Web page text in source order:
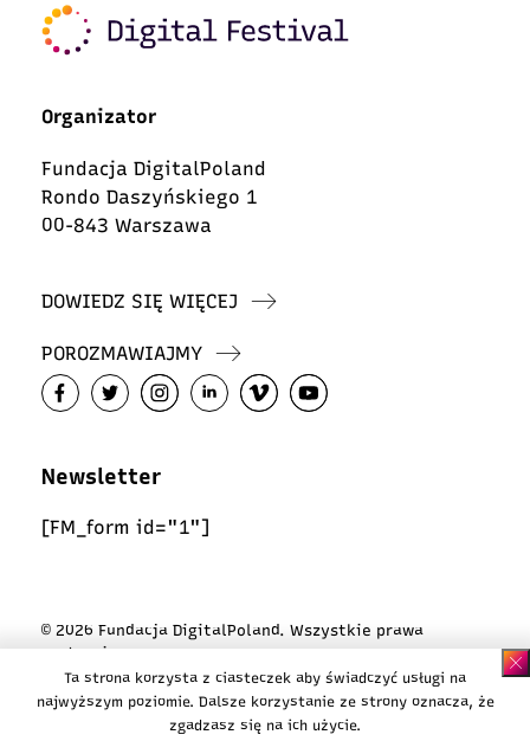
Organizator
Fundacja DigitalPoland
Rondo Daszyńskiego 1
00-843 Warszawa
DOWIEDZ SIĘ WIĘCEJ
POROZMAWIAJMY
Newsletter
[FM_form id="1"]
© 2026 Fundacja DigitalPoland. Wszystkie prawa
zastrzeżone
Polityka ciasteczek
Polityka prywatności
Ta strona korzysta z ciasteczek aby świadczyć usługi na
najwyższym poziomie. Dalsze korzystanie ze strony oznacza, że
zgadzasz się na ich użycie.